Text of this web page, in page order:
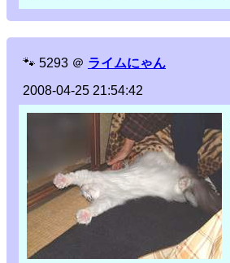
🐾 5293 ＠ ライムにゃん
2008-04-25 21:54:42